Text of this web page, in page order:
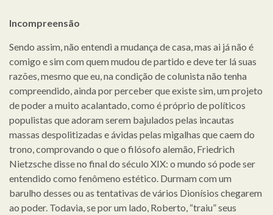
Incompreensão
Sendo assim, não entendi a mudança de casa, mas ai já não é
comigo e sim com quem mudou de partido e deve ter lá suas
razões, mesmo que eu, na condição de colunista não tenha
compreendido, ainda por perceber que existe sim, um projeto
de poder a muito acalantado, como é próprio de políticos
populistas que adoram serem bajulados pelas incautas
massas despolitizadas e ávidas pelas migalhas que caem do
trono, comprovando o que o filósofo alemão, Friedrich
Nietzsche disse no final do século XIX: o mundo só pode ser
entendido como fenômeno estético. Durmam com um
barulho desses ou as tentativas de vários Dionísios chegarem
ao poder. Todavia, se por um lado, Roberto, “traiu” seus